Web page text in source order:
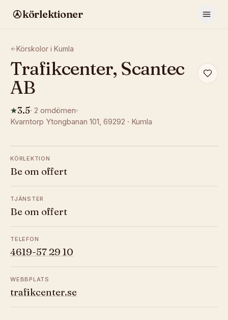
körlektioner
Körskolor i Kumla
Trafikcenter, Scantec
AB
3.5· 2 omdömen
Kvarntorp Ytongbanan 101, 69292 · Kumla
KÖRLEKTION
Be om offert
TJÄNSTER
Be om offert
TELEFON
4619-57 29 10
WEBBPLATS
trafikcenter.se